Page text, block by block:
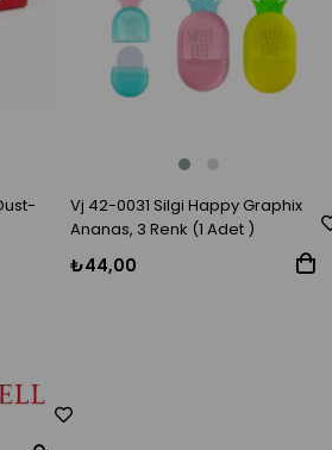
Vj 42-0031 Silgi Happy Graphix
Ananas, 3 Renk (1 Adet )
₺44,00